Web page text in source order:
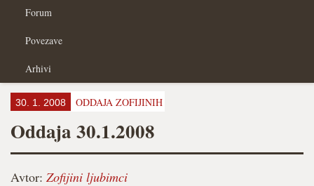
Forum
Povezave
Arhivi
30. 1. 2008 ODDAJA ZOFIJINIH
Oddaja 30.1.2008
Avtor: Zofijini ljubimci